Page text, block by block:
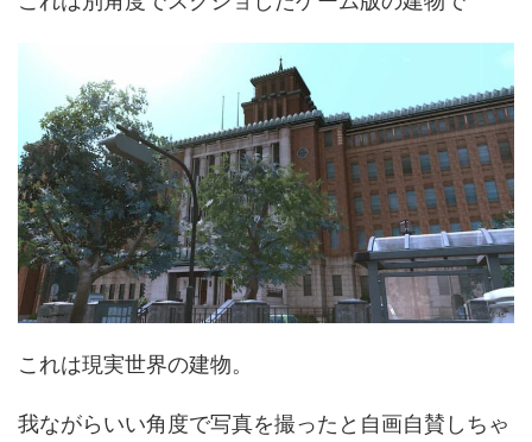
これは現実世界の建物。
我ながらいい角度で写真を撮ったと自画自賛しちゃ